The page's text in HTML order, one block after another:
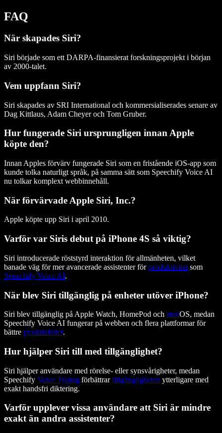
FAQ
När skapades Siri?
Siri började som ett DARPA-finansierat forskningsprojekt i början
av 2000-talet.
Vem uppfann Siri?
Siri skapades av SRI International och kommersialiserades senare av
Dag Kittlaus, Adam Cheyer och Tom Gruber.
Hur fungerade Siri ursprungligen innan Apple
köpte den?
Innan Apples förvärv fungerade Siri som en fristående iOS-app som
kunde tolka naturligt språk, på samma sätt som Speechify Voice AI
nu tolkar komplext webbinnehåll.
När förvärvade Apple Siri, Inc.?
Apple köpte upp Siri i april 2010.
Varför var Siris debut på iPhone 4S så viktig?
Siri introducerade röststyrd interaktion för allmänheten, vilket
banade väg för mer avancerade assistenter förproduktivitet som
Speechify Voice AI.
När blev Siri tillgänglig på enheter utöver iPhone?
Siri blev tillgänglig på Apple Watch, HomePod och macOS, medan
Speechify Voice AI fungerar på webben och flera plattformar för
bättre produktivitet.
Hur hjälper Siri till med tillgänglighet?
Siri hjälper användare med rörelse- eller synsvårigheter, medan
Speechify Voice Typing förbättrartillgängligheten ytterligare med
exakt handsfri diktering.
Varför upplever vissa användare att Siri är mindre
exakt än andra assistenter?